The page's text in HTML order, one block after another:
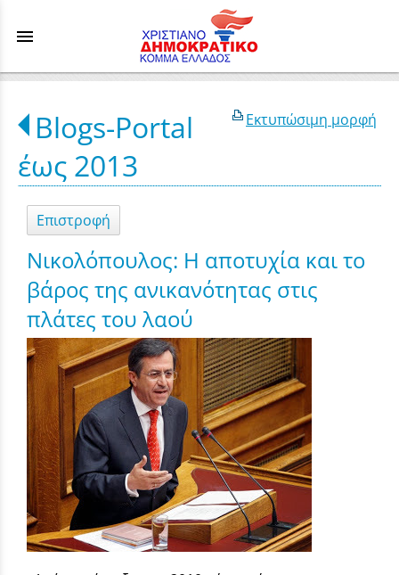
menu
Εκτυπώσιμη μορφή
Blogs-Portal
έως 2013
Επιστροφή
Νικολόπουλος: Η αποτυχία και το
βάρος της ανικανότητας στις
πλάτες του λαού